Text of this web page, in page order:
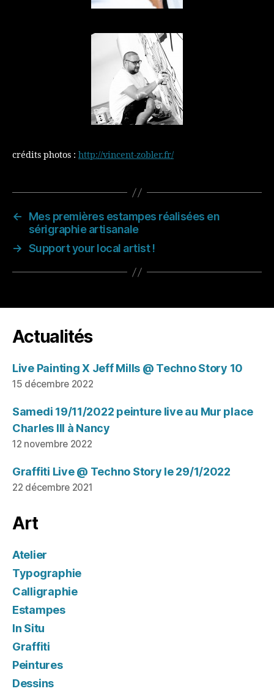
crédits photos : http://vincent-zobler.fr/
←
Mes premières estampes réalisées en
sérigraphie artisanale
→ Support your local artist !
Actualités
Live Painting X Jeff Mills @ Techno Story 10
15 décembre 2022
Samedi 19/11/2022 peinture live au Mur place
Charles III à Nancy
12 novembre 2022
Graffiti Live @ Techno Story le 29/1/2022
22 décembre 2021
Art
Atelier
Typographie
Calligraphie
Estampes
In Situ
Graffiti
Peintures
Dessins